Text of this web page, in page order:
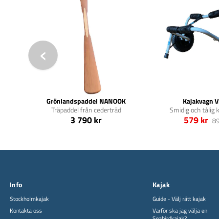
Grönlandspaddel NANOOK
Träpaddel från cederträd
3 790 kr
Kajakvagn
Smidig och tålig
579 kr
Info
Stockholmkajak
Kontakta oss
Kajak
Guide - Välj rätt kajak
Varför ska jag välja en